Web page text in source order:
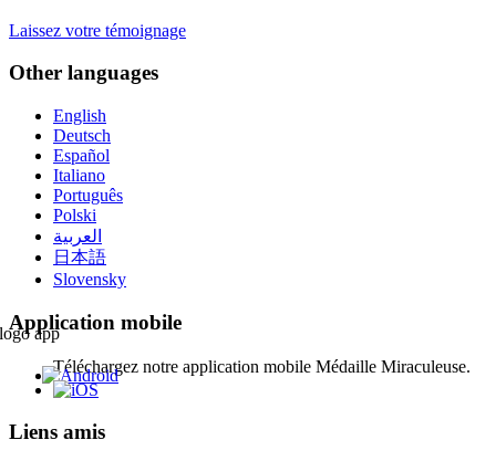
Laissez votre témoignage
Other languages
English
Deutsch
Español
Italiano
Português
Polski
العربية
日本語
Slovensky
Application mobile
Téléchargez notre application mobile Médaille Miraculeuse.
Liens amis